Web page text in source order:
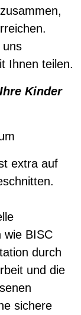
uns
Ihnen teilen.
Kinder
extra auf
wie BISC
durch
und die
sichere